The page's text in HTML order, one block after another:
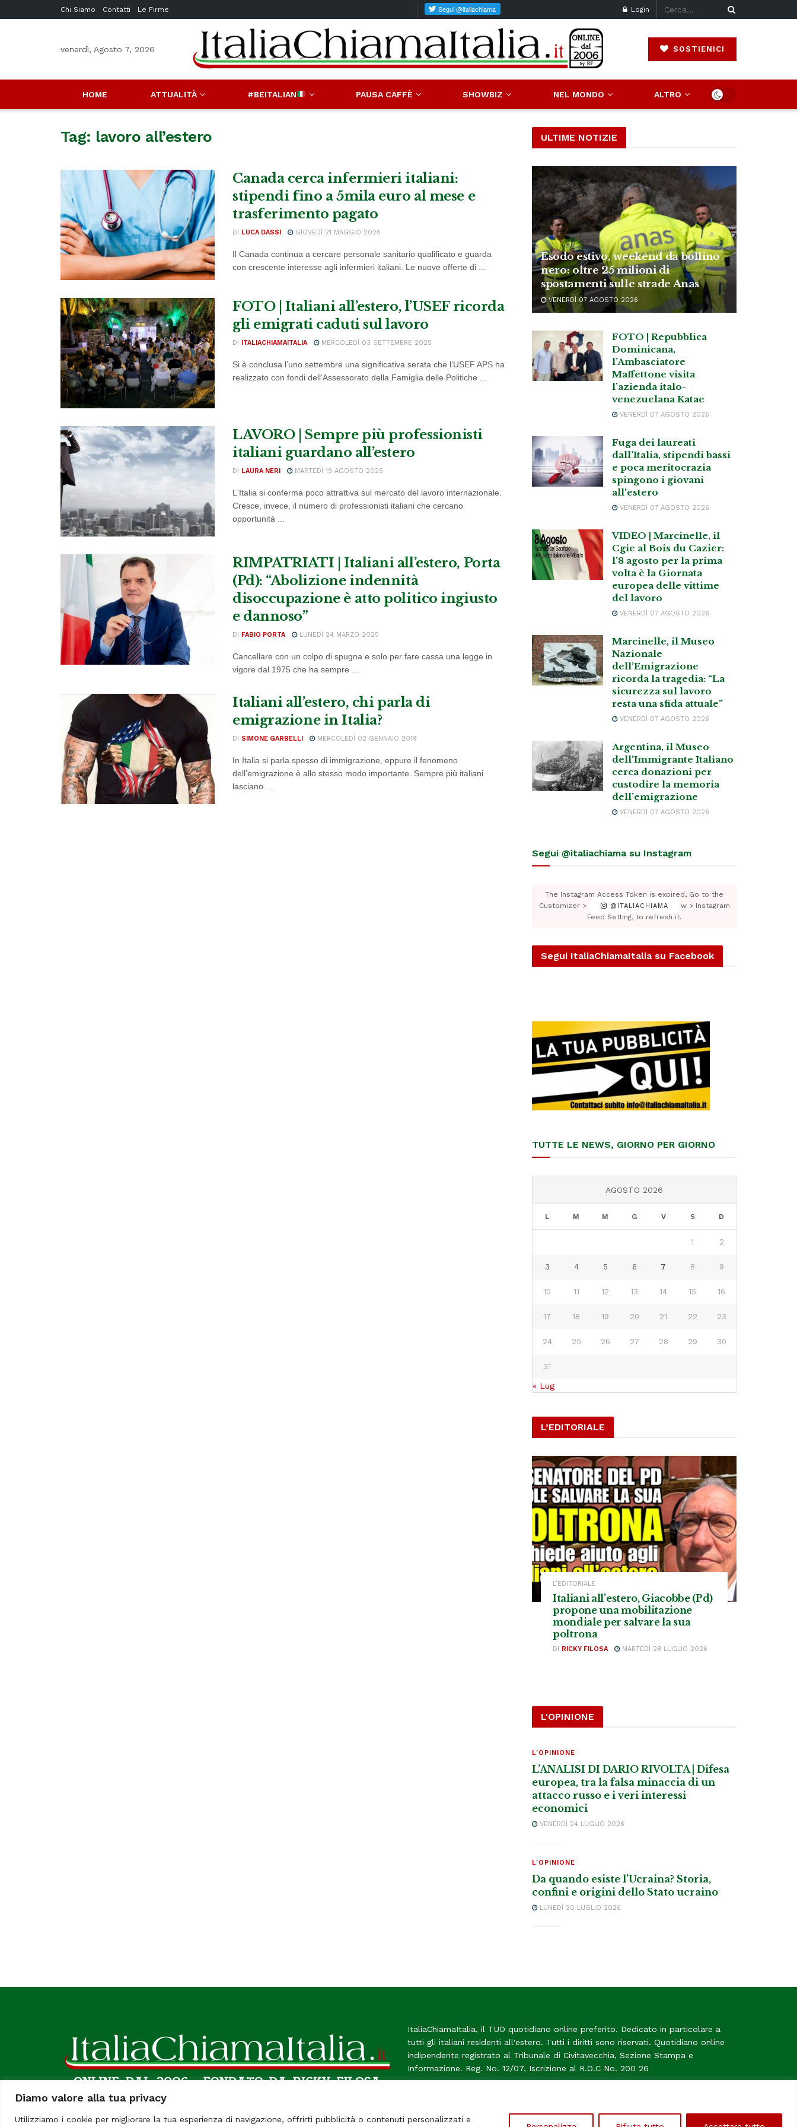
Diamo valore alla tua privacy
Utilizziamo i cookie per migliorare la tua esperienza di navigazione, offrirti pubblicità o contenuti personalizzati e
Chi Siamo Contatti Le Firme Login
venerdì, Agosto 7, 2026 SOSTIENICI
HOME ATTUALITÀ #BEITALIAN PAUSA CAFFÈ SHOWBIZ NEL MONDO ALTRO
Tag: lavoro all’estero
Canada cerca infermieri italiani:
stipendi fino a 5mila euro al mese e
trasferimento pagato
DI LUCA DASSI GIOVEDÌ 21 MAGGIO 2026
Il Canada continua a cercare personale sanitario qualificato e guarda
con crescente interesse agli infermieri italiani. Le nuove offerte di ...
FOTO | Italiani all’estero, l’USEF ricorda
gli emigrati caduti sul lavoro
DI ITALIACHIAMAITALIA MERCOLEDÌ 03 SETTEMBRE 2025
Si è conclusa l’uno settembre una significativa serata che l’USEF APS ha
realizzato con fondi dell’Assessorato della Famiglia delle Politiche ...
LAVORO | Sempre più professionisti
italiani guardano all’estero
DI LAURA NERI MARTEDÌ 19 AGOSTO 2025
L'Italia si conferma poco attrattiva sul mercato del lavoro internazionale.
Cresce, invece, il numero di professionisti italiani che cercano
opportunità ...
RIMPATRIATI | Italiani all’estero, Porta
(Pd): “Abolizione indennità
disoccupazione è atto politico ingiusto
e dannoso”
DI FABIO PORTA LUNEDÌ 24 MARZO 2025
Cancellare con un colpo di spugna e solo per fare cassa una legge in
vigore dal 1975 che ha sempre ...
Italiani all’estero, chi parla di
emigrazione in Italia?
DI SIMONE GARBELLI MERCOLEDÌ 02 GENNAIO 2019
In Italia si parla spesso di immigrazione, eppure il fenomeno
dell’emigrazione è allo stesso modo importante. Sempre più italiani
lasciano ...
ULTIME NOTIZIE
Esodo estivo, weekend da bollino
nero: oltre 25 milioni di
spostamenti sulle strade Anas
VENERDÌ 07 AGOSTO 2026
FOTO | Repubblica
Dominicana,
l’Ambasciatore
Maffettone visita
l’azienda italo-
venezuelana Katae
VENERDÌ 07 AGOSTO 2026
Fuga dei laureati
dall’Italia, stipendi bassi
e poca meritocrazia
spingono i giovani
all’estero
VENERDÌ 07 AGOSTO 2026
VIDEO | Marcinelle, il
Cgie al Bois du Cazier:
l’8 agosto per la prima
volta è la Giornata
europea delle vittime
del lavoro
VENERDÌ 07 AGOSTO 2026
Marcinelle, il Museo
Nazionale
dell’Emigrazione
ricorda la tragedia: “La
sicurezza sul lavoro
resta una sfida attuale”
VENERDÌ 07 AGOSTO 2026
Argentina, il Museo
dell’Immigrante Italiano
cerca donazioni per
custodire la memoria
dell’emigrazione
VENERDÌ 07 AGOSTO 2026
Segui @italiachiama su Instagram
@ITALIACHIAMA
The Instagram Access Token is expired, Go to the
Customizer > JNews : Social, Like & View > Instagram
Feed Setting, to refresh it.
Segui ItaliaChiamaItalia su Facebook
TUTTE LE NEWS, GIORNO PER GIORNO
AGOSTO 2026
L M M G V S D
1 2
3 4 5 6 7 8 9
10 11 12 13 14 15 16
17 18 19 20 21 22 23
24 25 26 27 28 29 30
31
« Lug
L’EDITORIALE
L’EDITORIALE
Italiani all’estero, Giacobbe (Pd)
propone una mobilitazione
mondiale per salvare la sua
poltrona
DI RICKY FILOSA MARTEDÌ 28 LUGLIO 2026
L'OPINIONE
L'OPINIONE
L’ANALISI DI DARIO RIVOLTA | Difesa
europea, tra la falsa minaccia di un
attacco russo e i veri interessi
economici
VENERDÌ 24 LUGLIO 2026
L'OPINIONE
Da quando esiste l’Ucraina? Storia,
confini e origini dello Stato ucraino
LUNEDÌ 20 LUGLIO 2026
ItaliaChiamaItalia, il TUO quotidiano online preferito. Dedicato in particolare a
tutti gli italiani residenti all'estero. Tutti i diritti sono riservati. Quotidiano online
indipendente registrato al Tribunale di Civitavecchia, Sezione Stampa e
Informazione. Reg. No. 12/07, Iscrizione al R.O.C No. 200 26